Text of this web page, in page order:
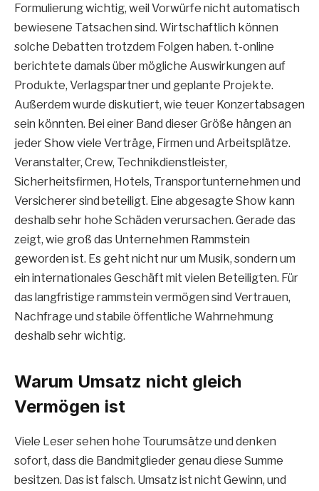
Formulierung wichtig, weil Vorwürfe nicht automatisch
bewiesene Tatsachen sind. Wirtschaftlich können
solche Debatten trotzdem Folgen haben. t-online
berichtete damals über mögliche Auswirkungen auf
Produkte, Verlagspartner und geplante Projekte.
Außerdem wurde diskutiert, wie teuer Konzertabsagen
sein könnten. Bei einer Band dieser Größe hängen an
jeder Show viele Verträge, Firmen und Arbeitsplätze.
Veranstalter, Crew, Technikdienstleister,
Sicherheitsfirmen, Hotels, Transportunternehmen und
Versicherer sind beteiligt. Eine abgesagte Show kann
deshalb sehr hohe Schäden verursachen. Gerade das
zeigt, wie groß das Unternehmen Rammstein
geworden ist. Es geht nicht nur um Musik, sondern um
ein internationales Geschäft mit vielen Beteiligten. Für
das langfristige rammstein vermögen sind Vertrauen,
Nachfrage und stabile öffentliche Wahrnehmung
deshalb sehr wichtig.
Warum Umsatz nicht gleich
Vermögen ist
Viele Leser sehen hohe Tourumsätze und denken
sofort, dass die Bandmitglieder genau diese Summe
besitzen. Das ist falsch. Umsatz ist nicht Gewinn, und